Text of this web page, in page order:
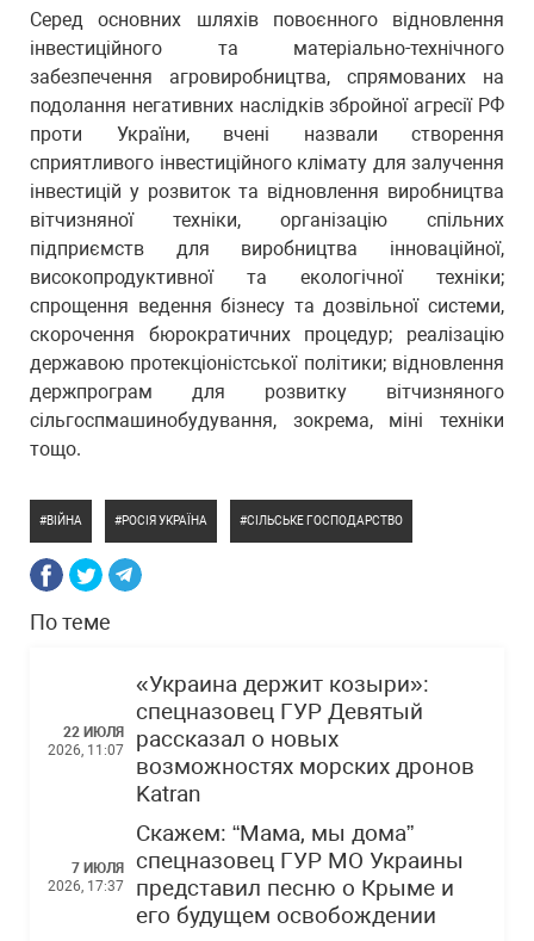
Серед основних шляхів повоєнного відновлення
інвестиційного та матеріально-технічного
забезпечення агровиробництва, спрямованих на
подолання негативних наслідків збройної агресії РФ
проти України, вчені назвали створення
сприятливого інвестиційного клімату для залучення
інвестицій у розвиток та відновлення виробництва
вітчизняної техніки, організацію спільних
підприємств для виробництва інноваційної,
високопродуктивної та екологічної техніки;
спрощення ведення бізнесу та дозвільної системи,
скорочення бюрократичних процедур; реалізацію
державою протекціоністської політики; відновлення
держпрограм для розвитку вітчизняного
сільгоспмашинобудування, зокрема, міні техніки
тощо.
ВІЙНА РОСІЯ УКРАЇНА СІЛЬСЬКЕ ГОСПОДАРСТВО
По теме
22 ИЮЛЯ
2026, 11:07
«Украина держит козыри»:
спецназовец ГУР Девятый
рассказал о новых
возможностях морских дронов
Katran
7 ИЮЛЯ
2026, 17:37
Скажем: “Мама, мы дома”
спецназовец ГУР МО Украины
представил песню о Крыме и
его будущем освобождении